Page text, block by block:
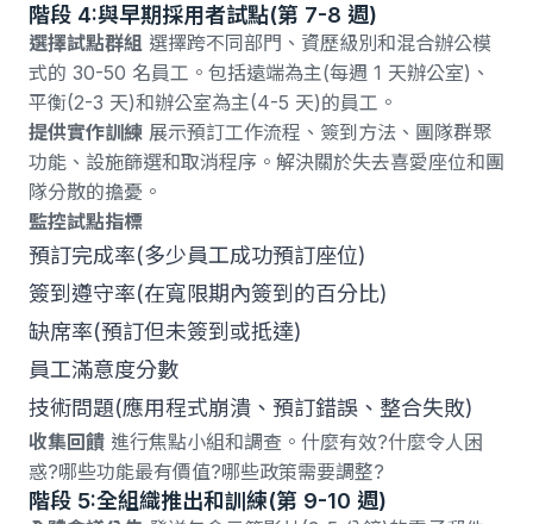
階段 4:與早期採用者試點(第 7-8 週)
選擇試點群組 選擇跨不同部門、資歷級別和混合辦公模
式的 30-50 名員工。包括遠端為主(每週 1 天辦公室)、
平衡(2-3 天)和辦公室為主(4-5 天)的員工。
提供實作訓練 展示預訂工作流程、簽到方法、團隊群聚
功能、設施篩選和取消程序。解決關於失去喜愛座位和團
隊分散的擔憂。
監控試點指標
預訂完成率(多少員工成功預訂座位)
簽到遵守率(在寬限期內簽到的百分比)
缺席率(預訂但未簽到或抵達)
員工滿意度分數
技術問題(應用程式崩潰、預訂錯誤、整合失敗)
收集回饋 進行焦點小組和調查。什麼有效?什麼令人困
惑?哪些功能最有價值?哪些政策需要調整?
階段 5:全組織推出和訓練(第 9-10 週)